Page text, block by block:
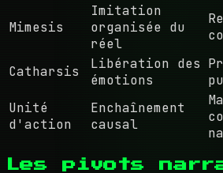
Mimesis
Imitation
organisée du
réel
Catharsis
Libération des
émotions
Unité
d'action
Enchaînement
causal
Les pivots